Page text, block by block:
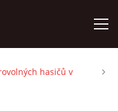
hasičů v